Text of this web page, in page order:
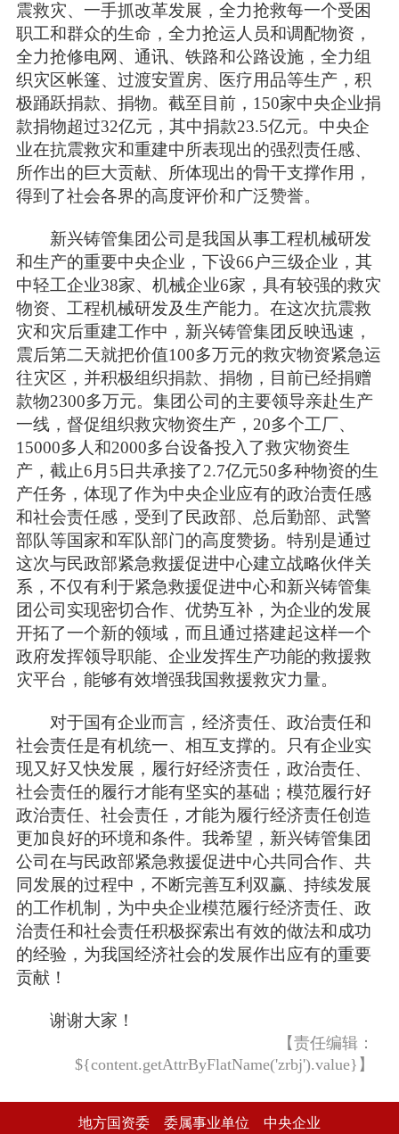
震救灾、一手抓改革发展，全力抢救每一个受困
职工和群众的生命，全力抢运人员和调配物资，
全力抢修电网、通讯、铁路和公路设施，全力组
织灾区帐篷、过渡安置房、医疗用品等生产，积
极踊跃捐款、捐物。截至目前，150家中央企业捐
款捐物超过32亿元，其中捐款23.5亿元。中央企
业在抗震救灾和重建中所表现出的强烈责任感、
所作出的巨大贡献、所体现出的骨干支撑作用，
得到了社会各界的高度评价和广泛赞誉。
新兴铸管集团公司是我国从事工程机械研发
和生产的重要中央企业，下设66户三级企业，其
中轻工企业38家、机械企业6家，具有较强的救灾
物资、工程机械研发及生产能力。在这次抗震救
灾和灾后重建工作中，新兴铸管集团反映迅速，
震后第二天就把价值100多万元的救灾物资紧急运
往灾区，并积极组织捐款、捐物，目前已经捐赠
款物2300多万元。集团公司的主要领导亲赴生产
一线，督促组织救灾物资生产，20多个工厂、
15000多人和2000多台设备投入了救灾物资生
产，截止6月5日共承接了2.7亿元50多种物资的生
产任务，体现了作为中央企业应有的政治责任感
和社会责任感，受到了民政部、总后勤部、武警
部队等国家和军队部门的高度赞扬。特别是通过
这次与民政部紧急救援促进中心建立战略伙伴关
系，不仅有利于紧急救援促进中心和新兴铸管集
团公司实现密切合作、优势互补，为企业的发展
开拓了一个新的领域，而且通过搭建起这样一个
政府发挥领导职能、企业发挥生产功能的救援救
灾平台，能够有效增强我国救援救灾力量。
对于国有企业而言，经济责任、政治责任和
社会责任是有机统一、相互支撑的。只有企业实
现又好又快发展，履行好经济责任，政治责任、
社会责任的履行才能有坚实的基础；模范履行好
政治责任、社会责任，才能为履行经济责任创造
更加良好的环境和条件。我希望，新兴铸管集团
公司在与民政部紧急救援促进中心共同合作、共
同发展的过程中，不断完善互利双赢、持续发展
的工作机制，为中央企业模范履行经济责任、政
治责任和社会责任积极探索出有效的做法和成功
的经验，为我国经济社会的发展作出应有的重要
贡献！
谢谢大家！
【责任编辑：
${content.getAttrByFlatName('zrbj').value}】
地方国资委 委属事业单位 中央企业